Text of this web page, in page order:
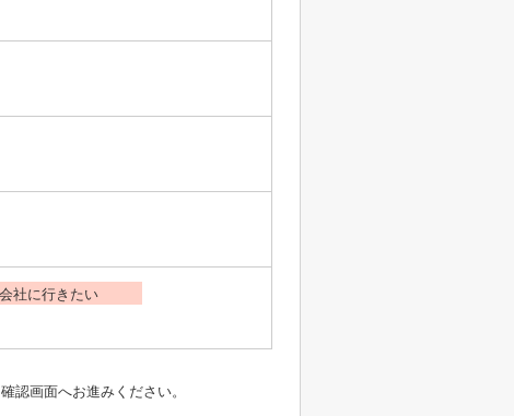
社に行きたい
認画面へお進みください。